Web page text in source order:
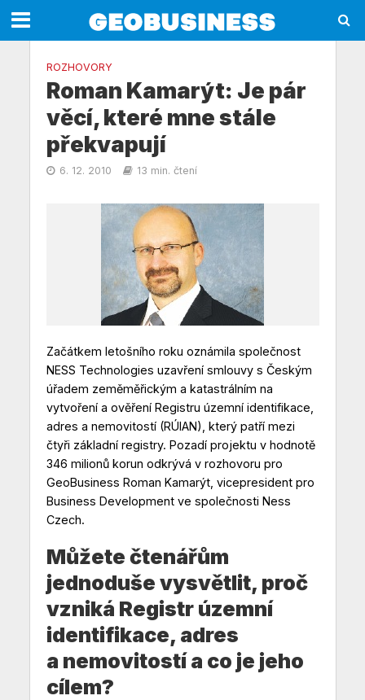
ROZHOVORY
Roman Kamarýt: Je pár
věcí, které mne stále
překvapují
6. 12. 2010 13 min. čtení
Začátkem letošního roku oznámila společnost
NESS Technologies uzavření smlouvy s Českým
úřadem zeměměřickým a katastrálním na
vytvoření a ověření Registru územní identifikace,
adres a nemovitostí (RÚIAN), který patří mezi
čtyři základní registry. Pozadí projektu v hodnotě
346 milionů korun odkrývá v rozhovoru pro
GeoBusiness Roman Kamarýt, vicepresident pro
Business Development ve společnosti Ness
Czech.
Můžete čtenářům
jednoduše vysvětlit, proč
vzniká Registr územní
identifikace, adres
a nemovitostí a co je jeho
cílem?